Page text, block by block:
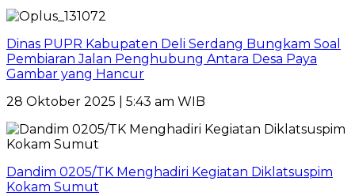
Dinas PUPR Kabupaten Deli Serdang Bungkam Soal
Pembiaran Jalan Penghubung Antara Desa Paya
Gambar yang Hancur
28 Oktober 2025 | 5:43 am WIB
Dandim 0205/TK Menghadiri Kegiatan Diklatsuspim
Kokam Sumut